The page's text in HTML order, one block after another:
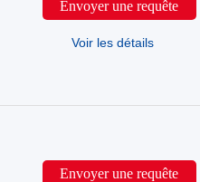
Envoyer une requête
Voir les détails
Envoyer une requête